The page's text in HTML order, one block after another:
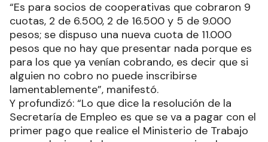
“Es para socios de cooperativas que cobraron 9
cuotas, 2 de 6.500, 2 de 16.500 y 5 de 9.000
pesos; se dispuso una nueva cuota de 11.000
pesos que no hay que presentar nada porque es
para los que ya venían cobrando, es decir que si
alguien no cobro no puede inscribirse
lamentablemente”, manifestó.
Y profundizó: “Lo que dice la resolución de la
Secretaría de Empleo es que se va a pagar con el
primer pago que realice el Ministerio de Trabajo